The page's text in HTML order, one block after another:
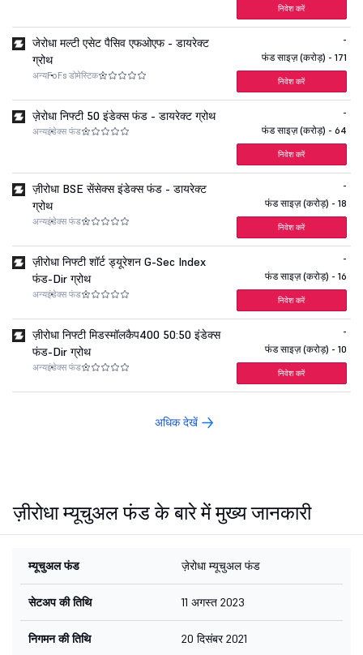
निवेश करें
जेरोधा मल्टी एसेट पैसिव एफओएफ - डायरेक्ट
ग्रोथ
अन्यFoFs डोमेस्टिक
-
फंड साइज़ (करोड़) - 171
निवेश करें
ज़ेरोधा निफ्टी 50 इंडेक्स फंड - डायरेक्ट ग्रोथ
अन्यइंडेक्स फंड
-
फंड साइज़ (करोड़) - 64
निवेश करें
ज़ीरोधा BSE सेंसेक्स इंडेक्स फंड - डायरेक्ट
ग्रोथ
अन्यइंडेक्स फंड
-
फंड साइज़ (करोड़) - 18
निवेश करें
ज़ीरोधा निफ्टी शॉर्ट ड्यूरेशन G-Sec Index
फंड-Dir ग्रोथ
अन्यइंडेक्स फंड
-
फंड साइज़ (करोड़) - 16
निवेश करें
ज़ीरोधा निफ्टी मिडस्मॉलकैप400 50:50 इंडेक्स
फंड-Dir ग्रोथ
अन्यइंडेक्स फंड
-
फंड साइज़ (करोड़) - 10
निवेश करें
अधिक देखें
ज़ीरोधा म्यूचुअल फंड के बारे में मुख्य जानकारी
म्यूचुअल फंड ज़ेरोधा म्यूचुअल फंड
सेटअप की तिथि 11 अगस्त 2023
निगमन की तिथि 20 दिसंबर 2021